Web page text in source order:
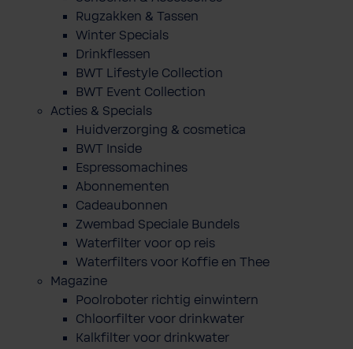
Rugzakken & Tassen
Winter Specials
Drinkflessen
BWT Lifestyle Collection
BWT Event Collection
Acties & Specials
Huidverzorging & cosmetica
BWT Inside
Espressomachines
Abonnementen
Cadeaubonnen
Zwembad Speciale Bundels
Waterfilter voor op reis
Waterfilters voor Koffie en Thee
Magazine
Poolroboter richtig einwintern
Chloorfilter voor drinkwater
Kalkfilter voor drinkwater